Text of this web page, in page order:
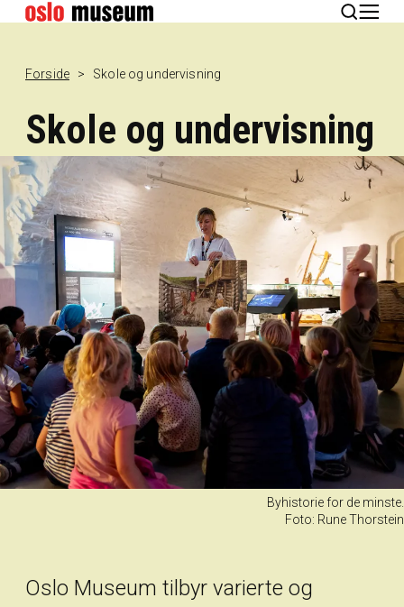
English
Forside Skole og undervisning
Skole og undervisning
Byhistorie for de minste.
Foto: Rune Thorstein
Oslo Museum tilbyr varierte og